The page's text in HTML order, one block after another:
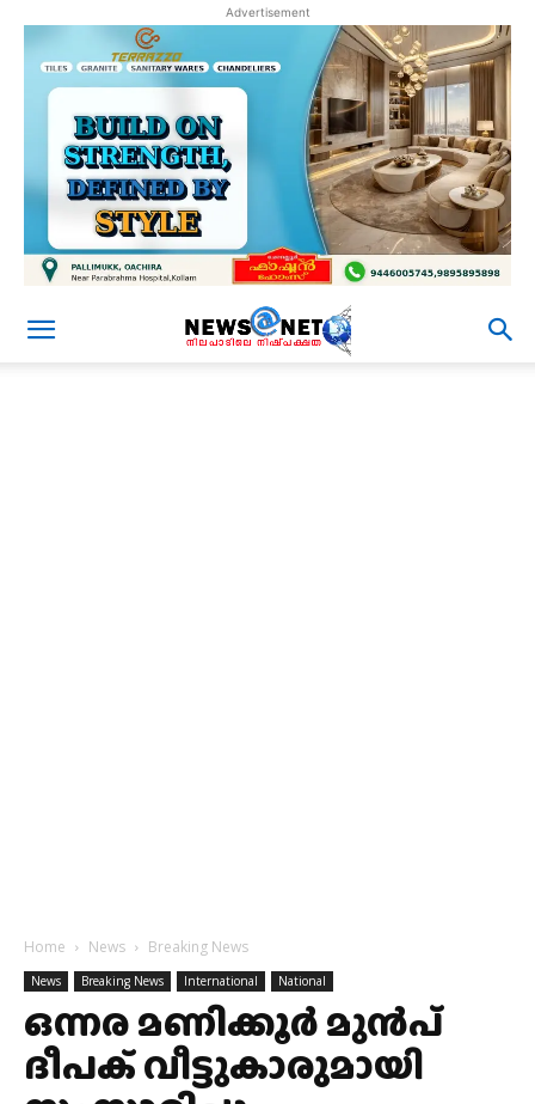
Advertisement
Home News Breaking News
News Breaking News International National
ഒന്നര മണിക്കൂർ മുൻപ്
ദീപക് വീട്ടുകാരുമായി